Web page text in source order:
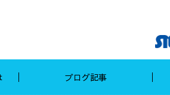
ブログ記事